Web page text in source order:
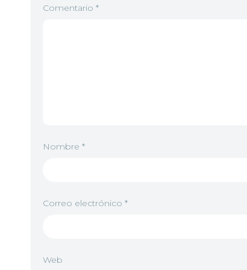
Comentario *
Nombre *
Correo electrónico *
Web